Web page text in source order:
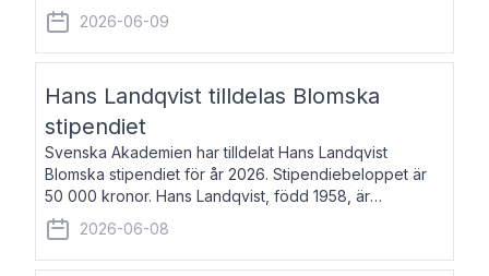
kronor vardera. Elin Bengtsson, född 1987, är författare
och forskare i genusvetenskap.
2026-06-09
Hans Landqvist tilldelas Blomska
stipendiet
Svenska Akademien har tilldelat Hans Landqvist
Blomska stipendiet för år 2026. Stipendiebeloppet är
50 000 kronor. Hans Landqvist, född 1958, är
professor i svenska vid Göteborgs universitet. Han
disputerade år 2000 på avhandlingen Författn
2026-06-08